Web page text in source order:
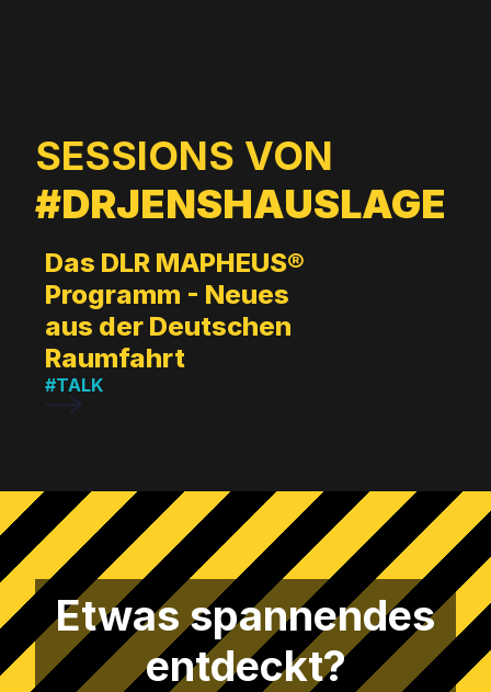
SESSIONS VON
#DRJENSHAUSLAGE
Das DLR MAPHEUS®
Programm - Neues
aus der Deutschen
Raumfahrt
#TALK
Etwas spannendes
entdeckt?